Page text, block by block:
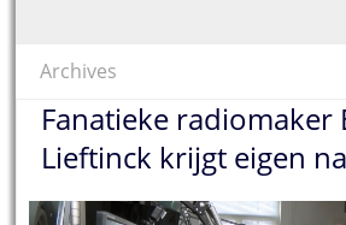
Archives
Fanatieke radiomaker
Lieftinck krijgt eigen